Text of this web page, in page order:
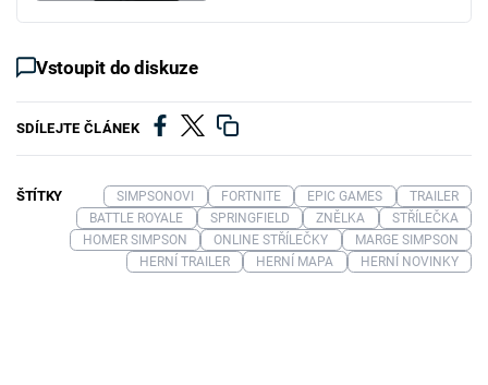
Vstoupit do diskuze
SDÍLEJTE ČLÁNEK
ŠTÍTKY SIMPSONOVI FORTNITE EPIC GAMES
TRAILER
BATTLE ROYALE
SPRINGFIELD ZNĚLKA
STŘÍLEČKA
HOMER SIMPSON
ONLINE STŘÍLEČKY
MARGE SIMPSON
HERNÍ TRAILER
HERNÍ MAPA HERNÍ NOVINKY